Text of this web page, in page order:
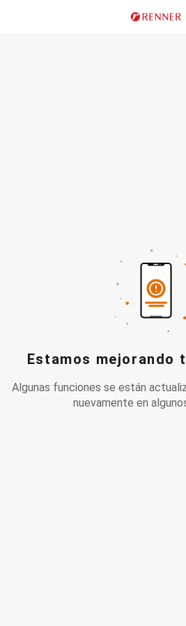
Estamos mejorando
Algunas funciones se están
nuevamente en